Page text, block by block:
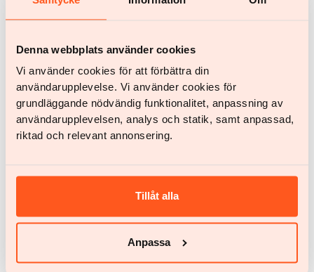
Denna webbplats använder cookies
Vi använder cookies för att förbättra din
användarupplevelse. Vi använder cookies för
grundläggande nödvändig funktionalitet, anpassning av
användarupplevelsen, analys och statik, samt anpassad,
riktad och relevant annonsering.
Tillåt alla
Anpassa
resept, men å få riktig støtte underveis. Yazen jobber med
enklere å håndtere bivirkninger, bygge vaner som varer og
skape en trygg behandlingsreise som fungerer i
hverdagen.
Oppsummering
medisinske kriterier som regel være oppfylt, ofte knyttet
til BMI og vektrelaterte helseutfordringer. Prosessen
består av medisinsk vurdering, eventuelle prøver, en
Dette er ikke en rask løsning, men en del av en langsiktig
behandling av overvekt og fedme.
Med riktig støtte kan behandlingen bidra til varig